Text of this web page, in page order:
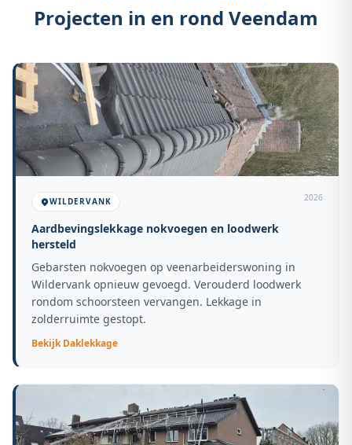
Projecten in en rond Veendam
WILDERVANK 2026
Aardbevingslekkage nokvoegen en loodwerk
hersteld
Gebarsten nokvoegen op veenarbeiderswoning in
Wildervank opnieuw gevoegd. Verouderd loodwerk
rondom schoorsteen vervangen. Lekkage in
zolderruimte gestopt.
BekijkDaklekkage